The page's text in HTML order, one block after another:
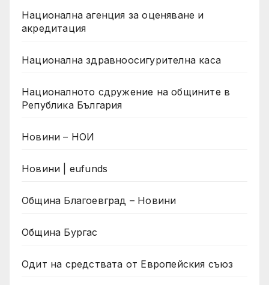
Национална агенция за оценяване и
акредитация
Национална здравноосигурителна каса
Националното сдружение на общините в
Република България
Новини – НОИ
Новини | eufunds
Община Благоевград – Новини
Община Бургас
Одит на средствата от Европейския съюз